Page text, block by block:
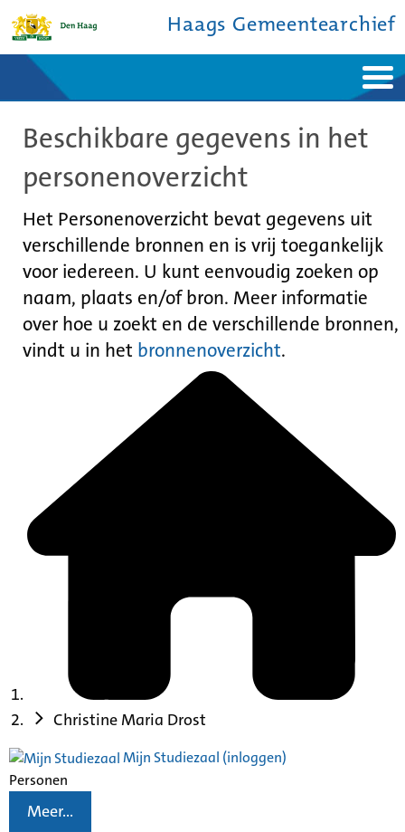
Haags Gemeentearchief
Ontdek de stad
De studiezaal
Bronnen en collecties
Contact
Beschikbare gegevens in het
personenoverzicht
Het Personenoverzicht bevat gegevens uit
verschillende bronnen en is vrij toegankelijk
voor iedereen. U kunt eenvoudig zoeken op
naam, plaats en/of bron. Meer informatie
over hoe u zoekt en de verschillende bronnen,
vindt u in het bronnenoverzicht.
Christine Maria Drost
Mijn Studiezaal (inloggen)
Personen
Meer...